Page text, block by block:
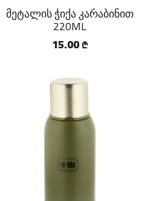
მეტალის ჭიქა კარაბინით
220ML
15.00 ₾